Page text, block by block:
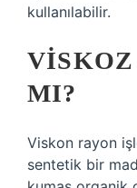
kullanılabilir.
VISKOZ
MI?
Viskon rayon
sentetik bir